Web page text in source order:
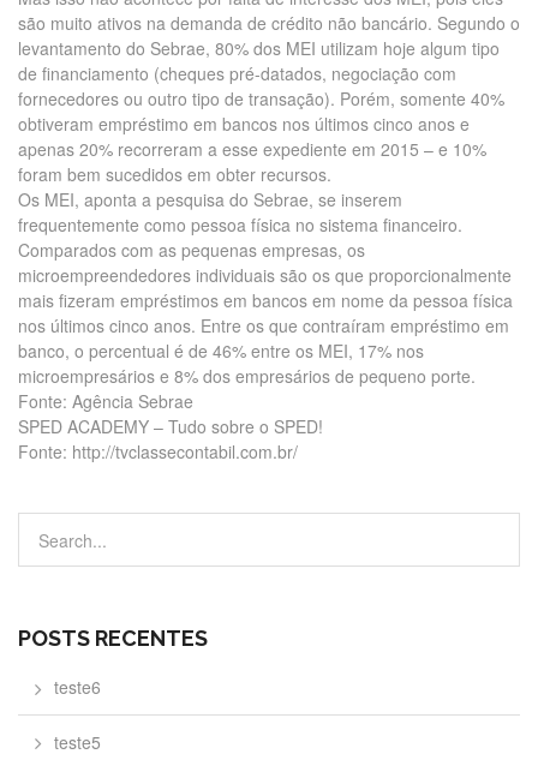
são muito ativos na demanda de crédito não bancário. Segundo o
levantamento do Sebrae, 80% dos MEI utilizam hoje algum tipo
de financiamento (cheques pré-datados, negociação com
fornecedores ou outro tipo de transação). Porém, somente 40%
obtiveram empréstimo em bancos nos últimos cinco anos e
apenas 20% recorreram a esse expediente em 2015 – e 10%
foram bem sucedidos em obter recursos.
Os MEI, aponta a pesquisa do Sebrae, se inserem
frequentemente como pessoa física no sistema financeiro.
Comparados com as pequenas empresas, os
microempreendedores individuais são os que proporcionalmente
mais fizeram empréstimos em bancos em nome da pessoa física
nos últimos cinco anos. Entre os que contraíram empréstimo em
banco, o percentual é de 46% entre os MEI, 17% nos
microempresários e 8% dos empresários de pequeno porte.
Fonte: Agência Sebrae
SPED ACADEMY – Tudo sobre o SPED!
Fonte: http://tvclassecontabil.com.br/
POSTS RECENTES
teste6
teste5